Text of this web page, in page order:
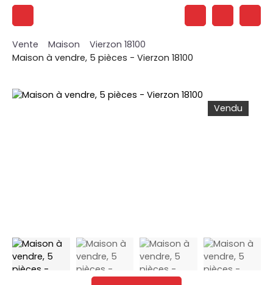
Vente Maison
Vierzon 18100
Maison à vendre, 5 pièces - Vierzon 18100
Vendu